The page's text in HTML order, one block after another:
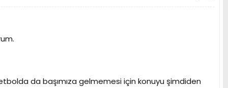
da başımıza gelmemesi için konuyu şimdiden